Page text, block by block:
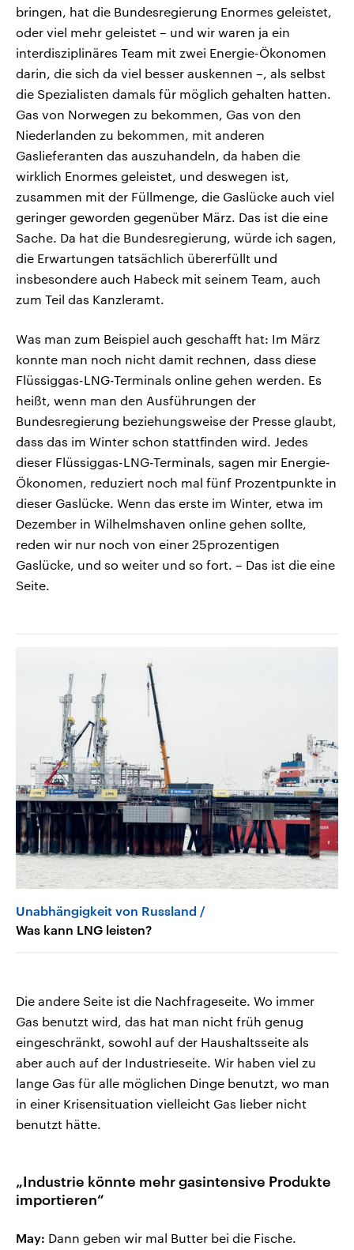
bringen, hat die Bundesregierung Enormes geleistet,
oder viel mehr geleistet – und wir waren ja ein
interdisziplinäres Team mit zwei Energie-Ökonomen
darin, die sich da viel besser auskennen –, als selbst
die Spezialisten damals für möglich gehalten hatten.
Gas von Norwegen zu bekommen, Gas von den
Niederlanden zu bekommen, mit anderen
Gaslieferanten das auszuhandeln, da haben die
wirklich Enormes geleistet, und deswegen ist,
zusammen mit der Füllmenge, die Gaslücke auch viel
geringer geworden gegenüber März. Das ist die eine
Sache. Da hat die Bundesregierung, würde ich sagen,
die Erwartungen tatsächlich übererfüllt und
insbesondere auch Habeck mit seinem Team, auch
zum Teil das Kanzleramt.
Was man zum Beispiel auch geschafft hat: Im März
konnte man noch nicht damit rechnen, dass diese
Flüssiggas-LNG-Terminals online gehen werden. Es
heißt, wenn man den Ausführungen der
Bundesregierung beziehungsweise der Presse glaubt,
dass das im Winter schon stattfinden wird. Jedes
dieser Flüssiggas-LNG-Terminals, sagen mir Energie-
Ökonomen, reduziert noch mal fünf Prozentpunkte in
dieser Gaslücke. Wenn das erste im Winter, etwa im
Dezember in Wilhelmshaven online gehen sollte,
reden wir nur noch von einer 25prozentigen
Gaslücke, und so weiter und so fort. – Das ist die eine
Seite.
Unabhängigkeit von Russland
Was kann LNG leisten?
Die andere Seite ist die Nachfrageseite. Wo immer
Gas benutzt wird, das hat man nicht früh genug
eingeschränkt, sowohl auf der Haushaltsseite als
aber auch auf der Industrieseite. Wir haben viel zu
lange Gas für alle möglichen Dinge benutzt, wo man
in einer Krisensituation vielleicht Gas lieber nicht
benutzt hätte.
„Industrie könnte mehr gasintensive Produkte
importieren“
May: Dann geben wir mal Butter bei die Fische.